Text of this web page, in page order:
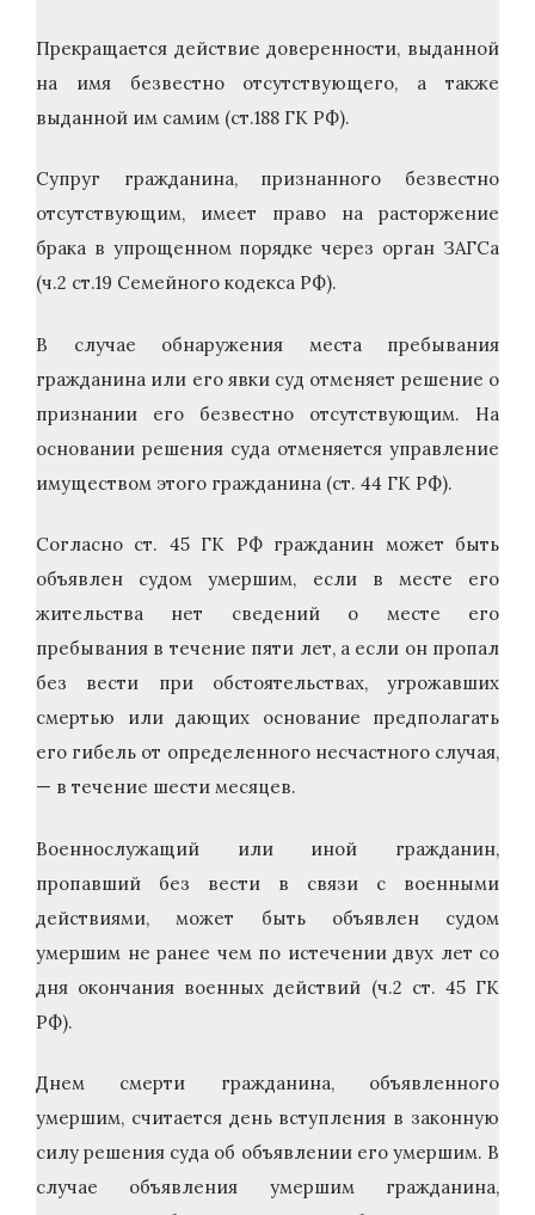
Прекращается действие доверенности, выданной
на имя безвестно отсутствующего, а также
выданной им самим (ст.188 ГК РФ).
Супруг гражданина, признанного безвестно
отсутствующим, имеет право на расторжение
брака в упрощенном порядке через орган ЗАГСа
(ч.2 ст.19 Семейного кодекса РФ).
В случае обнаружения места пребывания
гражданина или его явки суд отменяет решение о
признании его безвестно отсутствующим. На
основании решения суда отменяется управление
имуществом этого гражданина (ст. 44 ГК РФ).
Согласно ст. 45 ГК РФ гражданин может быть
объявлен судом умершим, если в месте его
жительства нет сведений о месте его
пребывания в течение пяти лет, а если он пропал
без вести при обстоятельствах, угрожавших
смертью или дающих основание предполагать
его гибель от определенного несчастного случая,
— в течение шести месяцев.
Военнослужащий или иной гражданин,
пропавший без вести в связи с военными
действиями, может быть объявлен судом
умершим не ранее чем по истечении двух лет со
дня окончания военных действий (ч.2 ст. 45 ГК
РФ).
Днем смерти гражданина, объявленного
умершим, считается день вступления в законную
силу решения суда об объявлении его умершим. В
случае объявления умершим гражданина,